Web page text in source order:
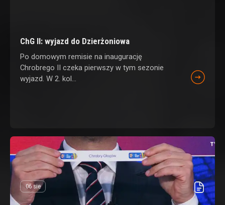
ChG II: wyjazd do Dzierżoniowa
Po domowym remisie na inaugurację
Chrobrego II czeka pierwszy w tym sezonie
wyjazd. W 2. kol...
06 sie